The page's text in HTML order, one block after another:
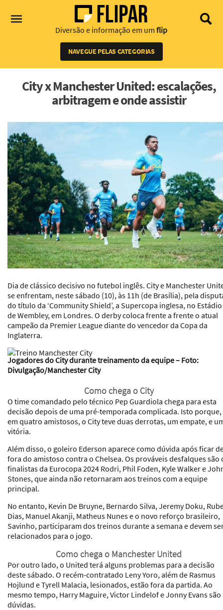
Diversão e informação em um flip
NAVEGUE PELAS CATEGORIAS
City x Manchester United: escalações,
arbitragem e onde assistir
Dia de clássico decisivo no futebol inglês. City e Manchester
se enfrentam, neste sábado (10), às 11h (de Brasília), pela
do título da ‘Community Shield’, a Supercopa inglesa, no Estádio
de Wembley, em Londres. O derby coloca frente a frente o atual
campeão da Premier League diante do vencedor da Copa da
Inglaterra.
Jogadores do City durante treinamento da equipe – Foto:
Divulgação/Manchester City
Como chega o City
O time comandado pelo técnico Pep Guardiola chega para esta
decisão depois de uma pré-temporada complicada. Isto porque,
em quatro amistosos, o City teve duas derrotas, um empate, e
vitória.
Além disso, o goleiro Ederson aparece como dúvida após ficar
fora do amistoso contra o Chelsea. Os prováveis desfalques são
finalistas da Eurocopa 2024 Rodri, Phil Foden, Kyle Walker e
Stones, que ainda não retornaram aos treinos com a equipe
principal.
No entanto, Kevin De Bruyne, Bernardo Silva, Jeremy Doku,
Dias, Manuel Akanji, Matheus Nunes e o novo reforço brasileiro,
Savinho, participaram dos treinos durante a semana e devem
relacionados para o jogo.
Como chega o Manchester United
Por outro lado, o United terá alguns problemas para a decisão
deste sábado. O recém-contratado Leny Yoro, além de Rasmus
Hojlund e Tyrell Malacia, lesionados, estão fora da partida. Ao
mesmo tempo, Harry Maguire, Victor Lindelof e Jonny Evans são
dúvidas.